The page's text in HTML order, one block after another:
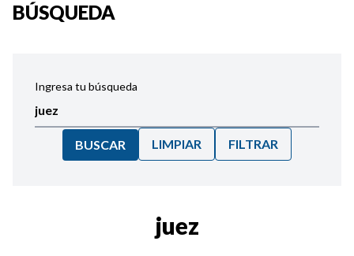
BÚSQUEDA
Ingresa tu búsqueda
BUSCAR LIMPIAR FILTRAR
juez